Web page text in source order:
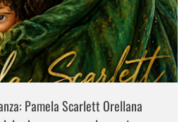
Pamela Scarlett Orellana